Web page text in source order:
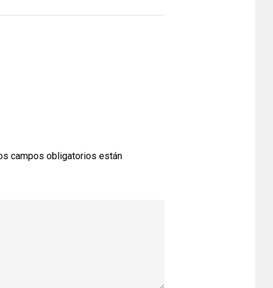
campos obligatorios están